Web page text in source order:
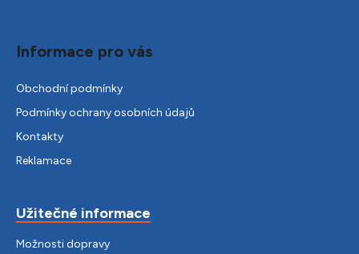
Informace pro vás
Obchodní podmínky
Podmínky ochrany osobních údajů
Kontakty
Reklamace
Užitečné informace
Možnosti dopravy